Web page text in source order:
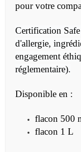
pour votre
Certification
d'allergie,
engagement
réglementaire).
Disponible en :
flacon 500
flacon 1 L